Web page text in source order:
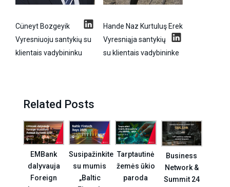
Cüneyt Bozgeyik
Vyresniuoju santykių su
klientais vadybininku
Hande Naz Kurtuluş Erek
Vyresniąja santykių
su klientais vadybininke
Related Posts
EMBank
dalyvauja
Foreign
Susipažinkite
su mumis
„Baltic
Tarptautinė
žemės ūkio
paroda
Business
Network &
Summit 24